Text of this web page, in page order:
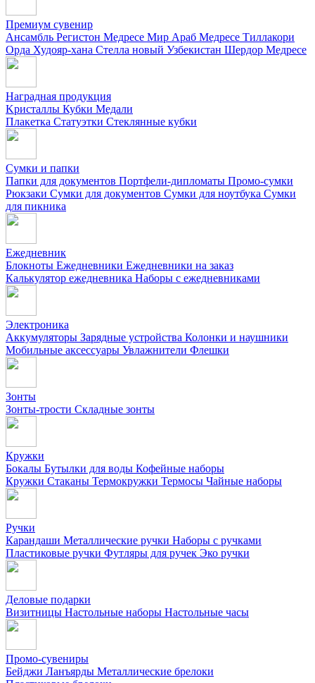
Премиум сувенир
Ансамбль Регистон Медресе Мир Араб Медресе Тиллакори
Орда Худояр-хана Стелла новый Узбекистан Шердор Медресе
Наградная продукция
Kристаллы Кубки Медали
Плакетка Статуэтки Стеклянные кубки
Сумки и папки
Папки для документов Портфели-дипломаты Промо-сумки
Рюкзаки Сумки для документов Сумки для ноутбука Сумки
для пикника
Ежедневник
Блокноты Ежедневники Ежедневники на заказ
Калькулятор ежедневника Наборы с ежедневниками
Электроника
Аккумуляторы Зарядные устройства Колонки и наушники
Мобильные аксессуары Увлажнители Флешки
Зонты
Зонты-трости Складные зонты
Кружки
Бокалы Бутылки для воды Кофейные наборы
Кружки Стаканы Термокружки Термосы Чайные наборы
Ручки
Карандаши Металлические ручки Наборы с ручками
Пластиковые ручки Футляры для ручек Эко ручки
Деловые подарки
Визитницы Настольные наборы Настольные часы
Промо-сувениры
Бейджи Ланъярды Металлические брелоки